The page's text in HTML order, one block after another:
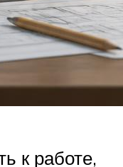
к работе,